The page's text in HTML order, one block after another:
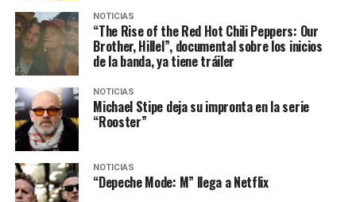
NOTICIAS
“The Rise of the Red Hot Chili Peppers: Our
Brother, Hillel”, documental sobre los inicios
de la banda, ya tiene tráiler
NOTICIAS
Michael Stipe deja su impronta en la serie
“Rooster”
NOTICIAS
“Depeche Mode: M” llega a Netflix